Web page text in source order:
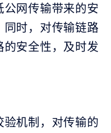
网传输带来的安
时，对传输链路
安全性，及时发
机制，对传输的